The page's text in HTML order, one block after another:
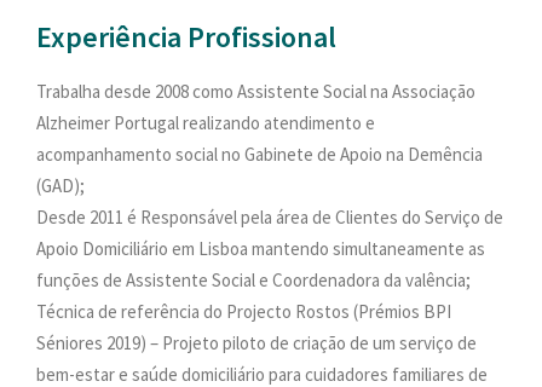
Experiência Profissional
Trabalha desde 2008 como Assistente Social na Associação
Alzheimer Portugal realizando atendimento e
acompanhamento social no Gabinete de Apoio na Demência
(GAD);
Desde 2011 é Responsável pela área de Clientes do Serviço de
Apoio Domiciliário em Lisboa mantendo simultaneamente as
funções de Assistente Social e Coordenadora da valência;
Técnica de referência do Projecto Rostos (Prémios BPI
Séniores 2019) – Projeto piloto de criação de um serviço de
bem-estar e saúde domiciliário para cuidadores familiares de